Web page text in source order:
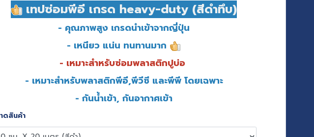
เทปซ่อมพีอี เกรด heavy-duty (สีดำทึบ)
- คุณภาพสูง เกรดนำเข้าจากญี่ปุ่น
- เหนียว แน่น ทนทานมาก
- เหมาะสำหรับซ่อมพลาสติกปูบ่อ
- เหมาะสำหรับพลาสติกพีอี,พีวีซี และพีพี โดยเฉพาะ
- กันน้ำเข้า, กันอากาศเข้า
ดสินค้า